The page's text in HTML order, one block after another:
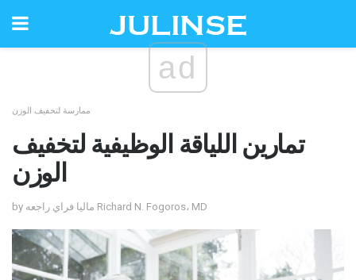
ad
ممارسة لتخفيف الوزن
تمارين اللياقة الوظيفية لتخفيف
الوزن
by ماليا فراي راجعه Richard N. Fogoros، MD